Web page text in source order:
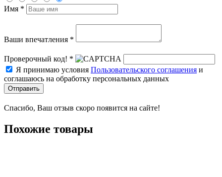
Имя *
Ваши впечатления *
Проверочный код! *
Я принимаю условия Пользовательского соглашения и
соглашаюсь на обработку персональных данных
Отправить
Спасибо, Ваш отзыв скоро появится на сайте!
Похожие товары